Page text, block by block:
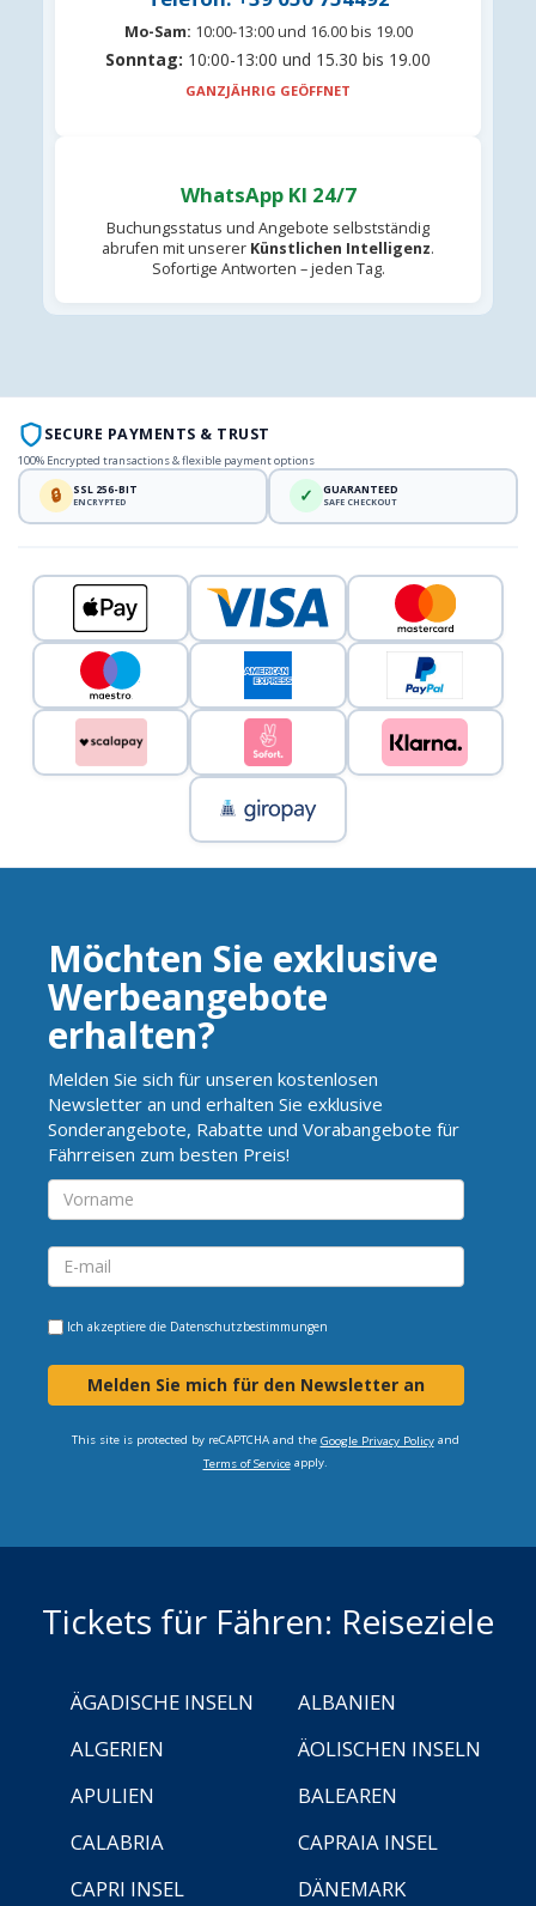
Mo-Sam: 10:00-13:00 und 16.00 bis 19.00
Sonntag: 10:00-13:00 und 15.30 bis 19.00
GANZJÄHRIG GEÖFFNET
WhatsApp KI 24/7
Buchungsstatus und Angebote selbstständig
abrufen mit unserer Künstlichen Intelligenz.
Sofortige Antworten – jeden Tag.
SECURE PAYMENTS & TRUST
100% Encrypted transactions & flexible payment options
🔒 SSL 256-BIT
ENCRYPTED ✓ GUARANTEED
SAFE CHECKOUT
Möchten Sie exklusive
Werbeangebote
erhalten?
Melden Sie sich für unseren kostenlosen
Newsletter an und erhalten Sie exklusive
Sonderangebote, Rabatte und Vorabangebote für
Fährreisen zum besten Preis!
Ich akzeptiere die Datenschutzbestimmungen
Melden Sie mich für den Newsletter an
This site is protected by reCAPTCHA and the Google Privacy Policyand
Terms of Serviceapply.
Tickets für Fähren: Reiseziele
ÄGADISCHE INSELN
ALBANIEN
ALGERIEN
ÄOLISCHEN INSELN
APULIEN
BALEAREN
CALABRIA
CAPRAIA INSEL
CAPRI INSEL
DÄNEMARK